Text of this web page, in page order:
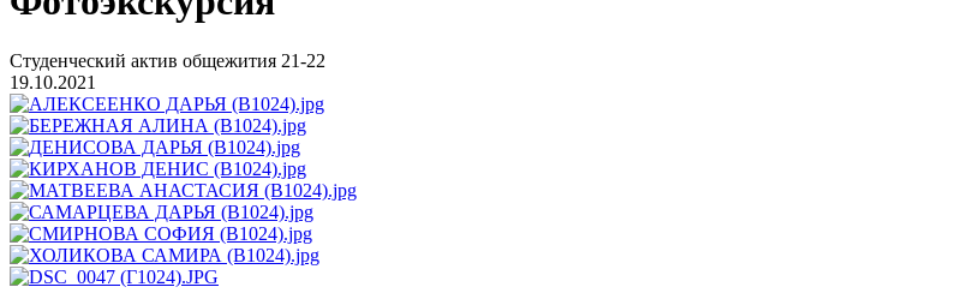
Студенческий актив общежития 21-22
19.10.2021